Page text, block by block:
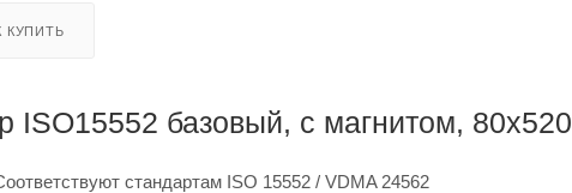
КУПИТЬ
базовый, с магнитом, 80x520
стандартам ISO 15552 / VDMA 24562